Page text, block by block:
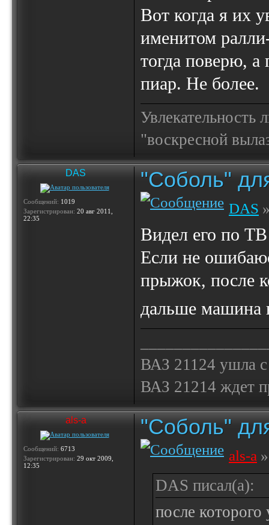
Вот когда я их
именитом
тогда поверю, а
пиар. Не более.
Увлекательность
"воскресной
DAS
Сообщений: 1019
Зарегистрирован: 20 авг 2011,
22:35
"Соболь"
DAS
Видел его по
Если не
прыжок, после
дальше машина
ВАЗ 21124 ушла
ВАЗ 21214 ждет
als-a
Сообщений: 6713
Зарегистрирован: 29 окт 2009,
12:35
"Соболь"
als-a
DAS писал(а):
после которого